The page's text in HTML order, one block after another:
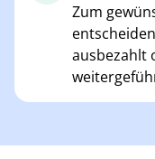
Zum
ausbezahlt